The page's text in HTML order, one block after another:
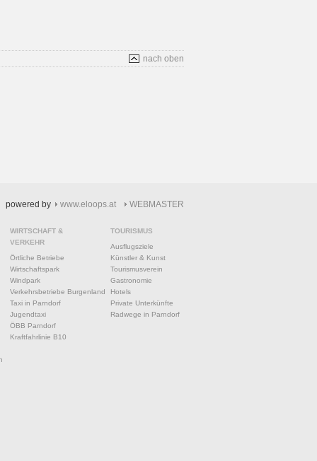
nach oben
powered by www.eloops.at WEBMASTER
WIRTSCHAFT &
VERKEHR
Örtliche Betriebe
Wirtschaftspark
Windpark
Verkehrsbetriebe Burgenland
Taxi in Parndorf
Jugendtaxi
ÖBB Parndorf
Kraftfahrlinie B10
TOURISMUS
Ausflugsziele
Künstler & Kunst
Tourismusverein
Gastronomie
Hotels
Private Unterkünfte
Radwege in Parndorf